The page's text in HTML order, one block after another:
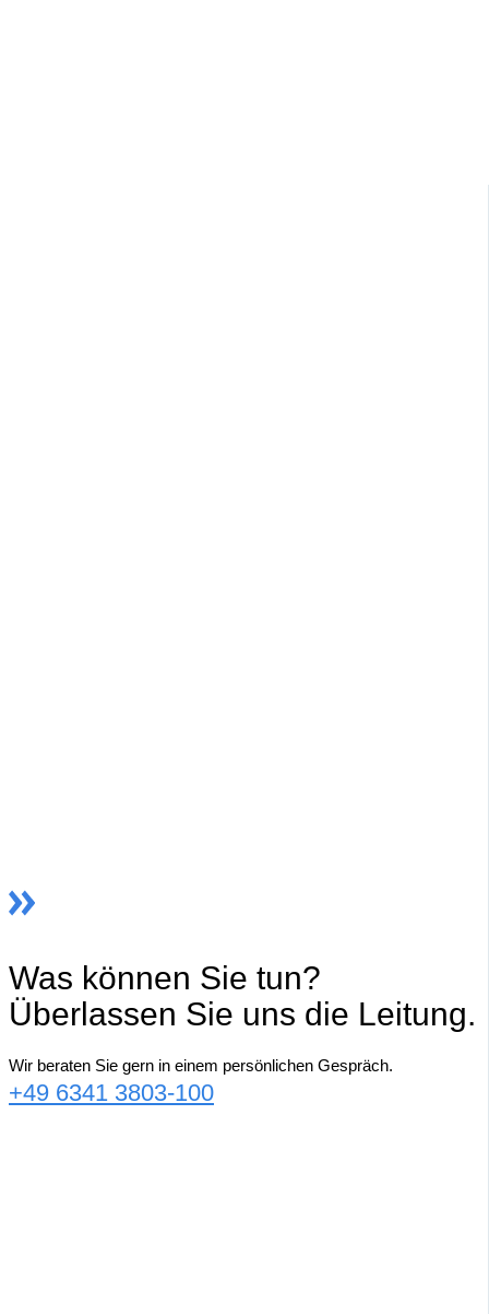
Was können Sie tun?
Überlassen Sie uns die Leitung.
Wir beraten Sie gern in einem persönlichen Gespräch.
+49 6341 3803-100